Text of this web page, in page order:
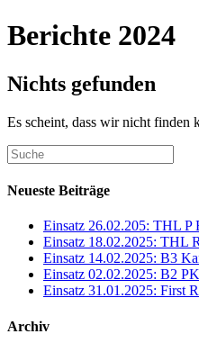
Berichte 2024
Nichts gefunden
Es scheint, dass wir nicht finden
Neueste Beiträge
Einsatz 26.02.205: THL
Einsatz 18.02.2025: THL
Einsatz 14.02.2025: B3
Einsatz 02.02.2025: B2
Einsatz 31.01.2025: First
Archiv